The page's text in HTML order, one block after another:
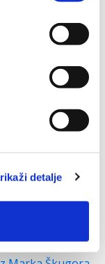
detalje
prethodne
radovi